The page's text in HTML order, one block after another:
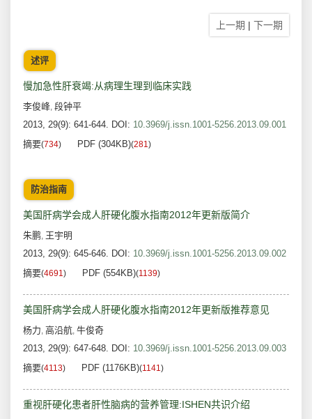
上一期 | 下一期
述评
慢加急性肝衰竭:从病理生理到临床实践
李俊峰, 段钟平
2013, 29(9): 641-644. DOI: 10.3969/j.issn.1001-5256.2013.09.001
摘要(734) PDF (304KB)(281)
防治指南
美国肝病学会成人肝硬化腹水指南2012年更新版简介
朱鹏, 王宇明
2013, 29(9): 645-646. DOI: 10.3969/j.issn.1001-5256.2013.09.002
摘要(4691) PDF (554KB)(1139)
美国肝病学会成人肝硬化腹水指南2012年更新版推荐意见
杨力, 高沿航, 牛俊奇
2013, 29(9): 647-648. DOI: 10.3969/j.issn.1001-5256.2013.09.003
摘要(4113) PDF (1176KB)(1141)
重视肝硬化患者肝性脑病的营养管理:ISHEN共识介绍